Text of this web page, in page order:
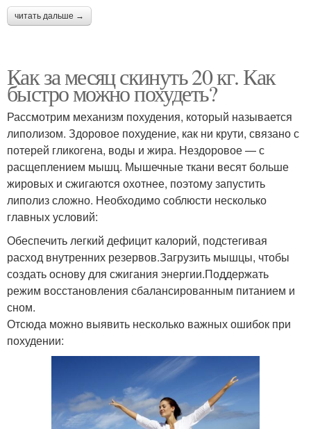
читать дальше →
Как за месяц скинуть 20 кг. Как
быстро можно похудеть?
Рассмотрим механизм похудения, который называется
липолизом. Здоровое похудение, как ни крути, связано с
потерей гликогена, воды и жира. Нездоровое — с
расщеплением мышц. Мышечные ткани весят больше
жировых и сжигаются охотнее, поэтому запустить
липолиз сложно. Необходимо соблюсти несколько
главных условий:
Обеспечить легкий дефицит калорий, подстегивая
расход внутренних резервов.Загрузить мышцы, чтобы
создать основу для сжигания энергии.Поддержать
режим восстановления сбалансированным питанием и
сном.
Отсюда можно выявить несколько важных ошибок при
похудении: